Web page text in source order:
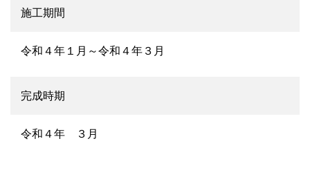
施工期間
令和４年１月～令和４年３月
完成時期
令和４年 ３月